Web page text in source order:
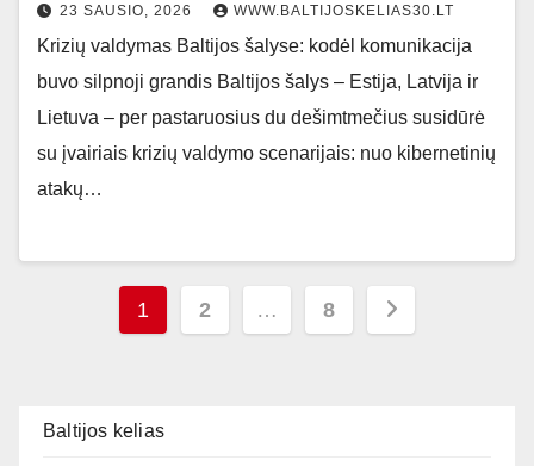
23 SAUSIO, 2026 WWW.BALTIJOSKELIAS30.LT
Krizių valdymas Baltijos šalyse: kodėl komunikacija
buvo silpnoji grandis Baltijos šalys – Estija, Latvija ir
Lietuva – per pastaruosius du dešimtmečius susidūrė
su įvairiais krizių valdymo scenarijais: nuo kibernetinių
atakų…
Įrašų
1 2 … 8
Baltijos kelias